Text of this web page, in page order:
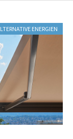
ENERGIEN